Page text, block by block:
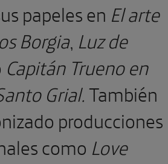
papeles en El arte
Borgia, Luz de
Capitán Trueno en
Grial.También
producciones
como Love